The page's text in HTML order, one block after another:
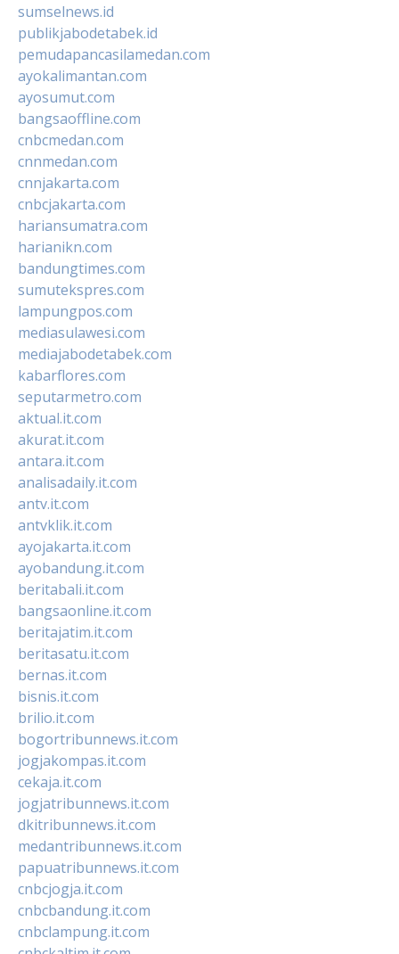
sumselnews.id
publikjabodetabek.id
pemudapancasilamedan.com
ayokalimantan.com
ayosumut.com
bangsaoffline.com
cnbcmedan.com
cnnmedan.com
cnnjakarta.com
cnbcjakarta.com
hariansumatra.com
harianikn.com
bandungtimes.com
sumutekspres.com
lampungpos.com
mediasulawesi.com
mediajabodetabek.com
kabarflores.com
seputarmetro.com
aktual.it.com
akurat.it.com
antara.it.com
analisadaily.it.com
antv.it.com
antvklik.it.com
ayojakarta.it.com
ayobandung.it.com
beritabali.it.com
bangsaonline.it.com
beritajatim.it.com
beritasatu.it.com
bernas.it.com
bisnis.it.com
brilio.it.com
bogortribunnews.it.com
jogjakompas.it.com
cekaja.it.com
jogjatribunnews.it.com
dkitribunnews.it.com
medantribunnews.it.com
papuatribunnews.it.com
cnbcjogja.it.com
cnbcbandung.it.com
cnbclampung.it.com